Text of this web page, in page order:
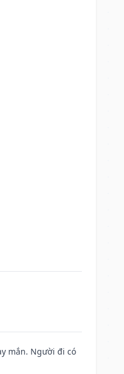
mắn. Người đi có